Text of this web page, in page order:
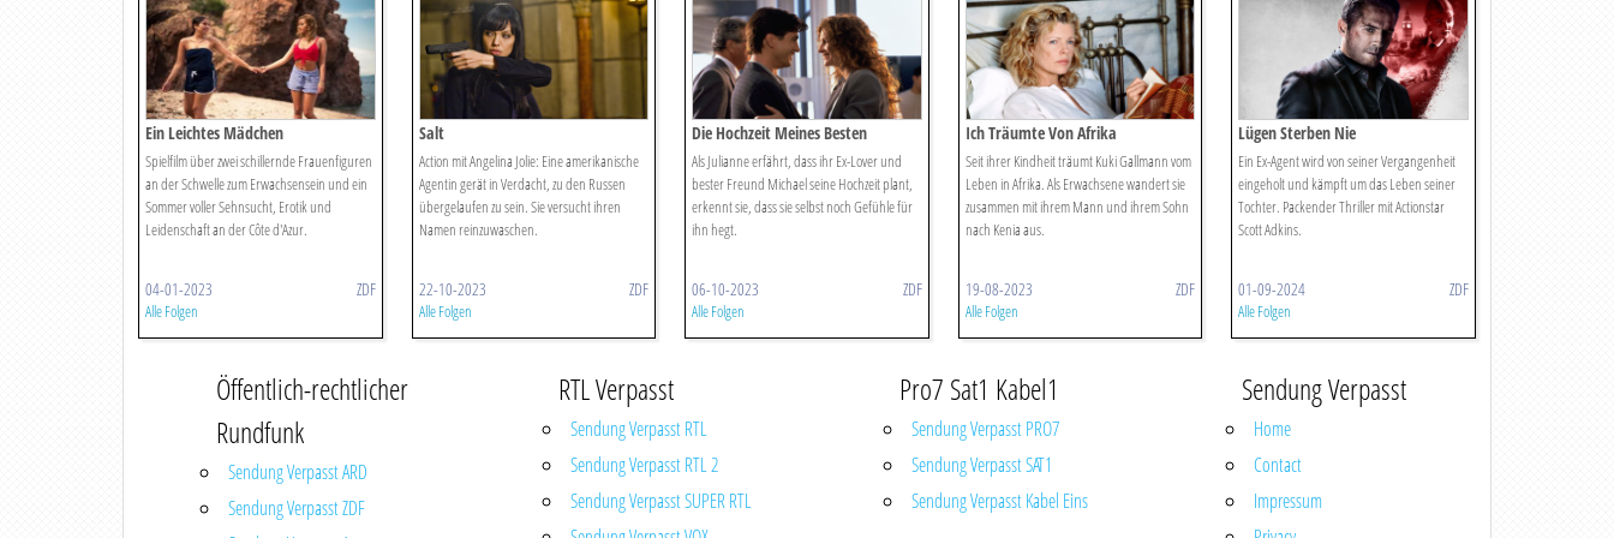
Ein Leichtes Mädchen
Spielfilm über zwei schillernde Frauenfiguren
an der Schwelle zum Erwachsensein und ein
Sommer voller Sehnsucht, Erotik und
Leidenschaft an der Côte d'Azur.
04-01-2023 ZDF
Alle Folgen
Salt
Action mit Angelina Jolie: Eine amerikanische
Agentin gerät in Verdacht, zu den Russen
übergelaufen zu sein. Sie versucht ihren
Namen reinzuwaschen.
22-10-2023 ZDF
Alle Folgen
Die Hochzeit Meines Besten
Freundes
Als Julianne erfährt, dass ihr Ex-Lover und
bester Freund Michael seine Hochzeit plant,
erkennt sie, dass sie selbst noch Gefühle für
ihn hegt.
06-10-2023 ZDF
Alle Folgen
Ich Träumte Von Afrika
Seit ihrer Kindheit träumt Kuki Gallmann vom
Leben in Afrika. Als Erwachsene wandert sie
zusammen mit ihrem Mann und ihrem Sohn
nach Kenia aus.
19-08-2023 ZDF
Alle Folgen
Lügen Sterben Nie
Ein Ex-Agent wird von seiner Vergangenheit
eingeholt und kämpft um das Leben seiner
Tochter. Packender Thriller mit Actionstar
Scott Adkins.
01-09-2024 ZDF
Alle Folgen
Öffentlich-rechtlicher
Rundfunk
Sendung Verpasst ARD
Sendung Verpasst ZDF
RTL Verpasst
Sendung Verpasst RTL
Sendung Verpasst RTL 2
Sendung Verpasst SUPER RTL
Pro7 Sat1 Kabel1
Sendung Verpasst PRO7
Sendung Verpasst SAT1
Sendung Verpasst Kabel Eins
Sendung Verpasst
Home
Contact
Impressum